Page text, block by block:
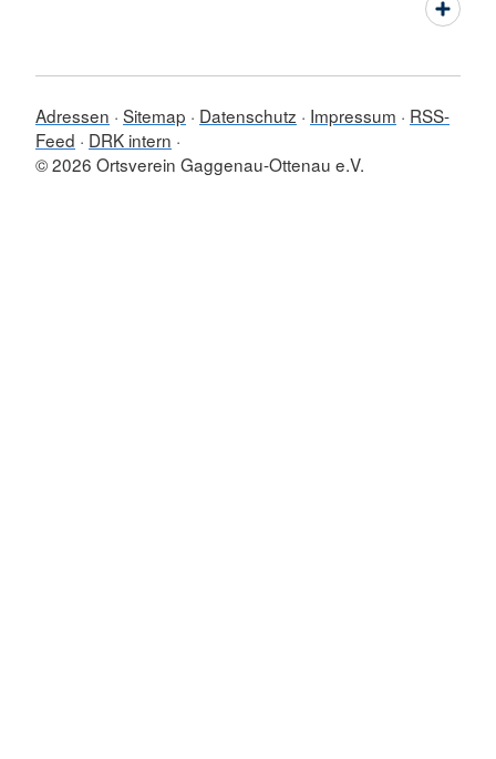
Adressen Sitemap Datenschutz Impressum
RSS-
Feed
DRK intern
© 2026 Ortsverein Gaggenau-Ottenau e.V.